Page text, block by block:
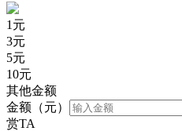
1 元
3元
5元
10元
其他金额
金额（元）
赏TA